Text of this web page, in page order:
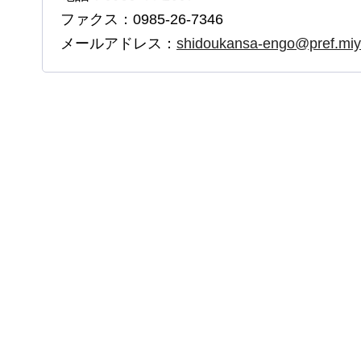
ファクス：0985-26-7346
メールアドレス： shidoukansa-